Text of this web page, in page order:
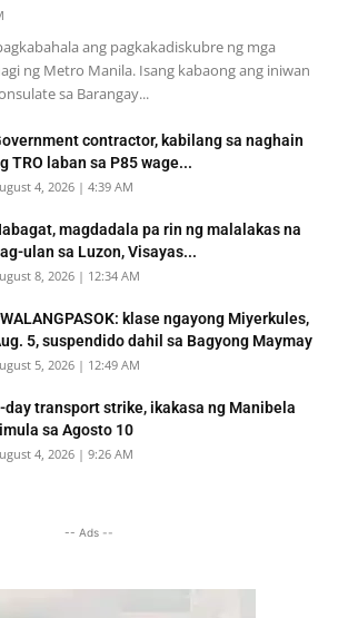
ang pagkakadiskubre ng mga
ng Metro Manila. Isang kabaong ang iniwan
sa Barangay...
contractor, kabilang sa naghain
TRO laban sa P85 wage...
4, 2026 | 4:39 AM
magdadala pa rin ng malalakas na
ulan sa Luzon, Visayas...
8, 2026 | 12:34 AM
klase ngayong Miyerkules,
5, suspendido dahil sa Bagyong Maymay
5, 2026 | 12:49 AM
day transport strike, ikakasa ng Manibela
sa Agosto 10
4, 2026 | 9:26 AM
-- Ads --